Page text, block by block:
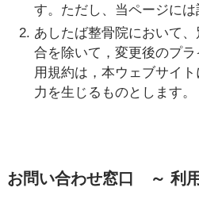
す。ただし、当ページには
あしたば整骨院において
合を除いて，変更後のプ
用規約は，本ウェブサイ
力を生じるものとします。
お問い合わせ窓口 ～ 利